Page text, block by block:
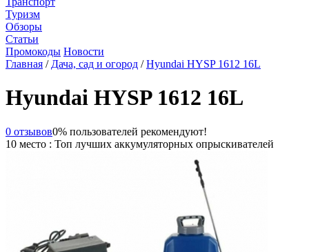
Туризм
Обзоры
Статьи
Промокоды Новости
Главная / Дача, сад и огород /Hyundai HYSP 1612 16L
Hyundai HYSP 1612 16L
0 отзывов0% пользователей рекомендуют!
10 место : Топ лучших аккумуляторных опрыскивателей